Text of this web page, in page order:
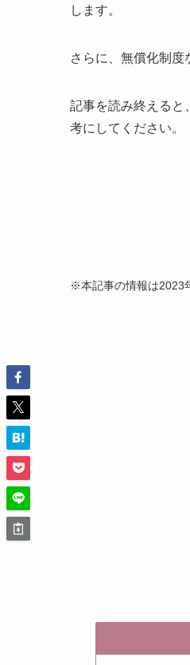
します。
さらに、無償化制度
記事を読み終えると、
考にしてください。
※本記事の情報は2023